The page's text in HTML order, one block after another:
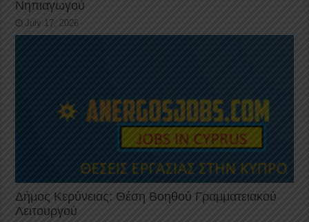
Νηπιαγωγού
July 17, 2026
Δήμος Κερύνειας: Θέση Βοηθού Γραμματειακού
Λειτουργού